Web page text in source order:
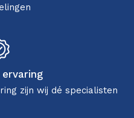
zijn wij dé specialisten